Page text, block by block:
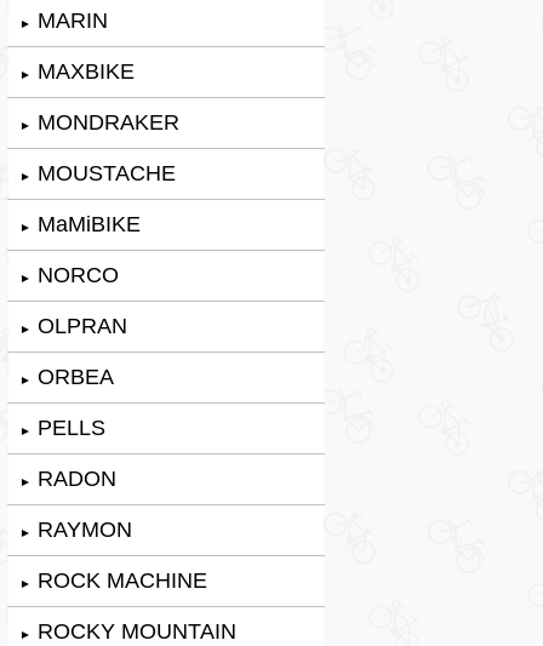
► MARIN
► MAXBIKE
► MONDRAKER
► MOUSTACHE
► MaMiBIKE
► NORCO
► OLPRAN
► ORBEA
► PELLS
► RADON
► RAYMON
► ROCK MACHINE
► ROCKY MOUNTAIN